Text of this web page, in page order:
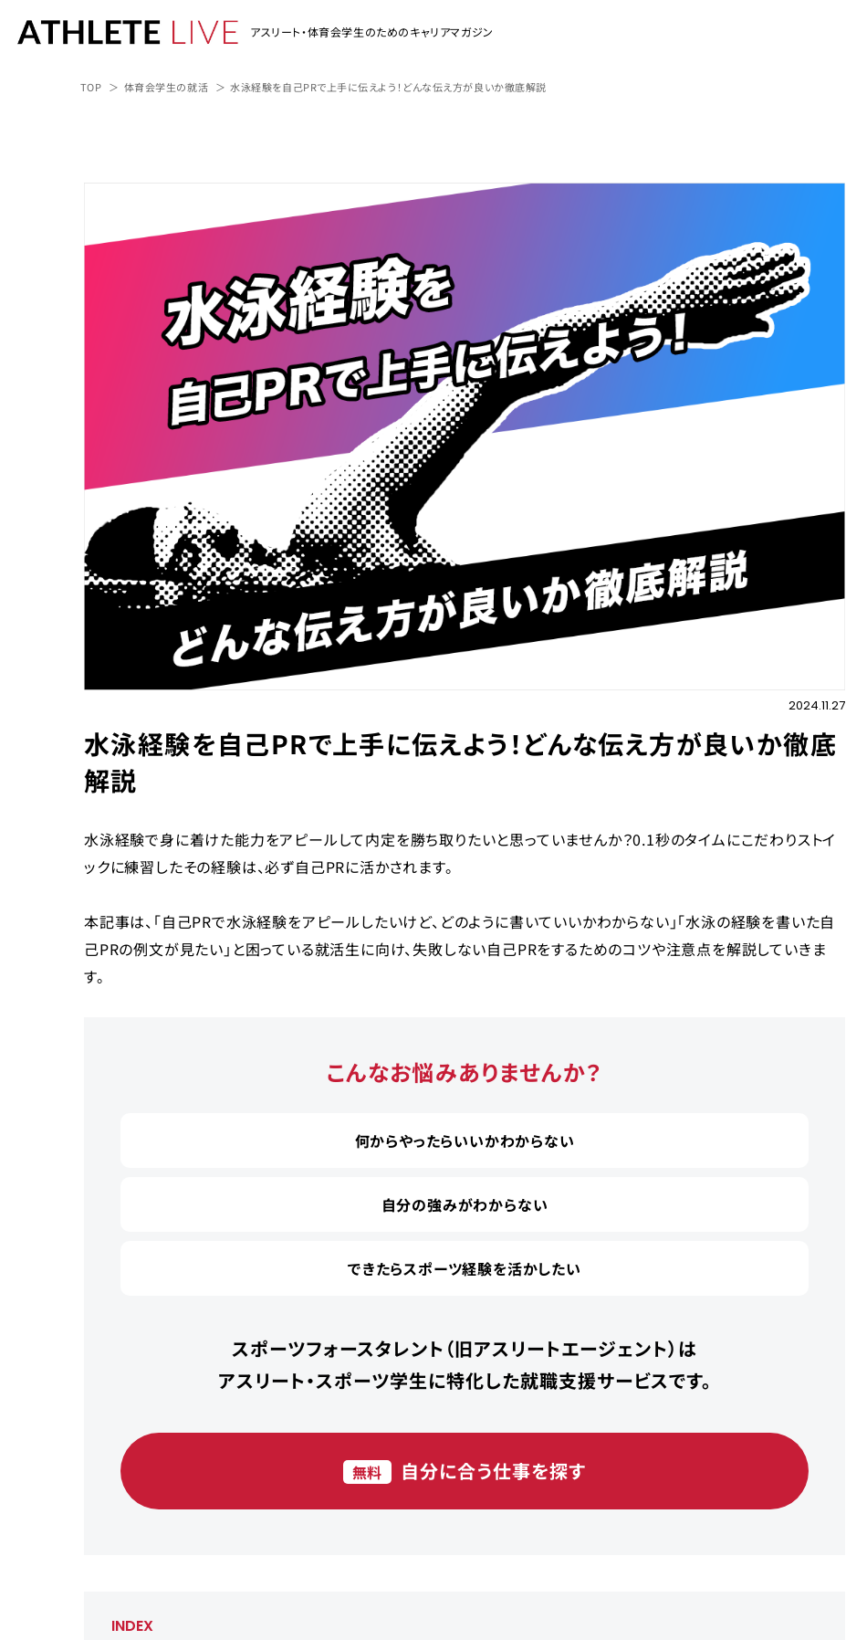
アスリート・体育会学生のためのキャリアマガジン
TOP 体育会学生の就活 水泳経験を自己PRで上手に伝えよう！どんな伝え方が良いか徹底解説
2024.11.27
水泳経験を自己PRで上手に伝えよう！どんな伝え方が良いか徹底
解説
水泳経験で身に着けた能力をアピールして内定を勝ち取りたいと思っていませんか？0.1秒のタイムにこだわりストイ
ックに練習したその経験は、必ず自己PRに活かされます。
本記事は、「自己PRで水泳経験をアピールしたいけど、どのように書いていいかわからない」「水泳の経験を書いた自
己PRの例文が見たい」と困っている就活生に向け、失敗しない自己PRをするためのコツや注意点を解説していきま
す。
こんなお悩みありませんか？
何からやったらいいかわからない
自分の強みがわからない
できたらスポーツ経験を活かしたい
スポーツフォースタレント（旧アスリートエージェント）は
アスリート・スポーツ学生に特化した就職支援サービスです。
無料 自分に合う仕事を探す
INDEX